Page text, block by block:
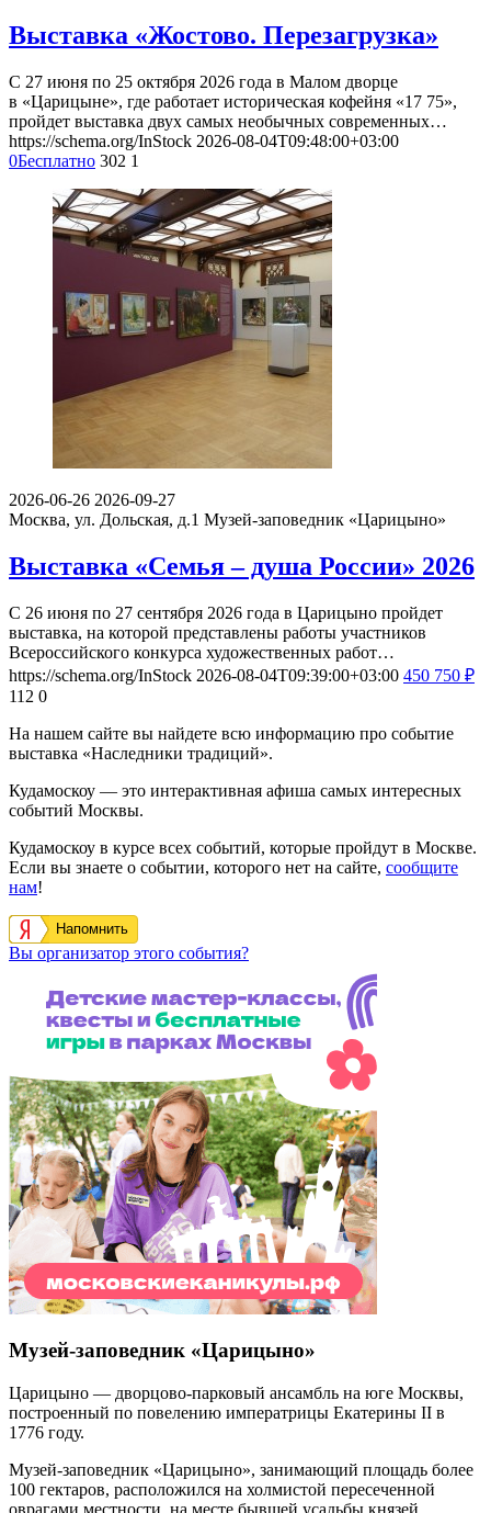
Выставка «Жостово. Перезагрузка»
С 27 июня по 25 октября 2026 года в Малом дворце
в «Царицыне», где работает историческая кофейня «17 75»,
пройдет выставка двух самых необычных современных…
https://schema.org/InStock 2026-08-04T09:48:00+03:00
0Бесплатно 302 1
2026-06-26 2026-09-27
Москва, ул. Дольская, д.1 Музей-заповедник «Царицыно»
Выставка «Семья – душа России» 2026
С 26 июня по 27 сентября 2026 года в Царицыно пройдет
выставка, на которой представлены работы участников
Всероссийского конкурса художественных работ…
https://schema.org/InStock 2026-08-04T09:39:00+03:00 450 750 ₽
112 0
На нашем сайте вы найдете всю информацию про событие
выставка «Наследники традиций».
Кудамоскоу — это интерактивная афиша самых интересных
событий Москвы.
Кудамоскоу в курсе всех событий, которые пройдут в Москве.
Если вы знаете о событии, которого нет на сайте, сообщите
нам!
Напомнить
Вы организатор этого события?
Музей-заповедник «Царицыно»
Царицыно — дворцово-парковый ансамбль на юге Москвы,
построенный по повелению императрицы Екатерины II в
1776 году.
Музей-заповедник «Царицыно», занимающий площадь более
100 гектаров, расположился на холмистой пересеченной
оврагами местности, на месте бывшей усадьбы князей